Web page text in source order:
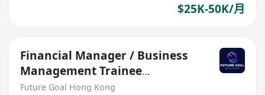
$25K-50K/月
Financial Manager / Business
Management Trainee
Programme
Future Goal Hong Kong